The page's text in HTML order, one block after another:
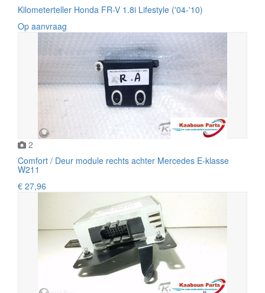
Kilometerteller Honda FR-V 1.8i Lifestyle ('04-'10)
Op aanvraag
2
Comfort / Deur module rechts achter Mercedes E-klasse
W211
€ 27,96